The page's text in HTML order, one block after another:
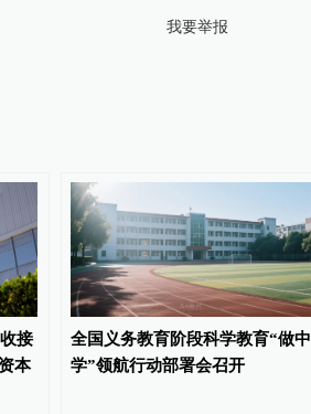
我要举报
接
本
全国义务教育阶段科学教育“做中
学”领航行动部署会召开